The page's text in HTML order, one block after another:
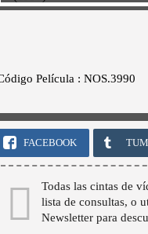
Película : NOS.3990
FACEBOOK
Todas las cintas de
lista de consultas, o
Newsletter para